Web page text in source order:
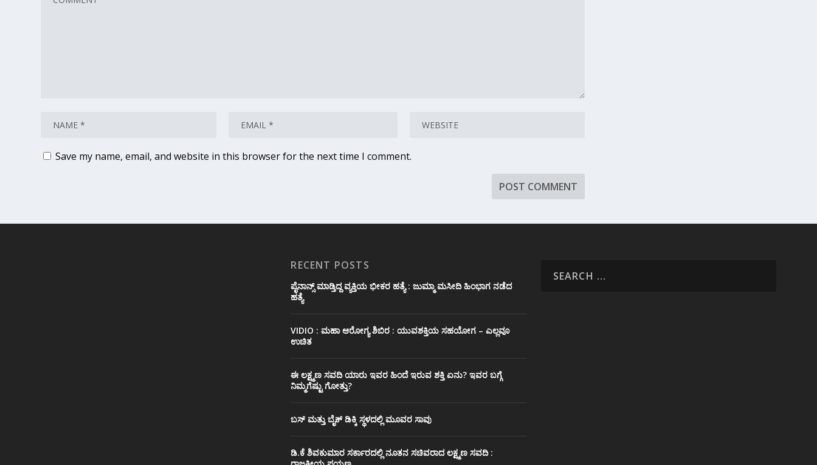
Save my name, email, and website in this browser for the next time I comment.
RECENT POSTS
ಪೈನಾನ್ಸ್ ಮಾಡ್ತಿದ್ದ ವ್ಯಕ್ತಿಯ ಭೀಕರ‌ ಹತ್ಯೆ : ಜುಮ್ಮಾ ಮಸೀದಿ ಹಿಂಭಾಗ ನಡೆದ
ಹತ್ಯೆ
VIDIO : ಮಹಾ ಆರೋಗ್ಯ ಶಿಬಿರ : ಯುವಶಕ್ತಿಯ ಸಹಯೋಗ – ಎಲ್ಲವೂ
ಉಚಿತ
ಈ ಲಕ್ಷ್ಮಣ ಸವದಿ ಯಾರು ಇವರ ಹಿಂದೆ ಇರುವ ಶಕ್ತಿ ಏನು? ಇವರ ಬಗ್ಗೆ
ನಿಮ್ಮಗೆಷ್ಟು ಗೋತ್ತು?
ಬಸ್ ಮತ್ತು ಬೈಕ್ ಡಿಕ್ಕಿ ಸ್ಥಳದಲ್ಲಿ ಮೂವರ ಸಾವು
ಡಿ.ಕೆ ಶಿವಕುಮಾರ ಸರ್ಕಾರದಲ್ಲಿ ನೂತನ ಸಚಿವರಾದ ಲಕ್ಷ್ಮಣ ಸವದಿ :